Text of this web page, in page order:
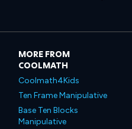
MORE FROM
COOLMATH
Coolmath4Kids
Ten Frame Manipulative
Base Ten Blocks
Manipulative